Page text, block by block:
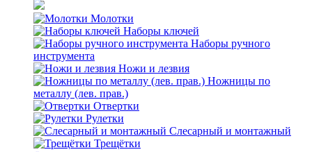
Молотки
Наборы ключей
Наборы ручного
инструмента
Ножи и лезвия
Ножницы по
металлу (лев. прав.)
Отвертки
Рулетки
Слесарный и монтажный
Трещётки